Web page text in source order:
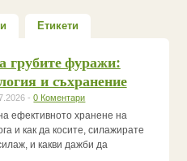
Етикети
грубите фуражи:
и съхранение
-0 Коментари
ефективното хранене на
и как да косите, силажирате
и какви дажби да